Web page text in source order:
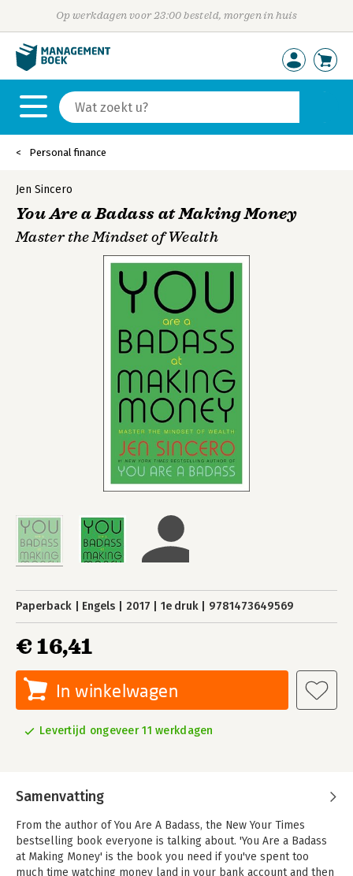
Op werkdagen voor 23:00 besteld, morgen in huis
Personal finance
Jen Sincero
You Are a Badass at Making Money
Master the Mindset of Wealth
Paperback Engels 2017 1e druk 9781473649569
€ 16,41
In winkelwagen
Levertijd ongeveer 11 werkdagen
Samenvatting
From the author of You Are A Badass, the New Your Times
bestselling book everyone is talking about. 'You Are a Badass
at Making Money' is the book you need if you've spent too
much time watching money land in your bank account and then